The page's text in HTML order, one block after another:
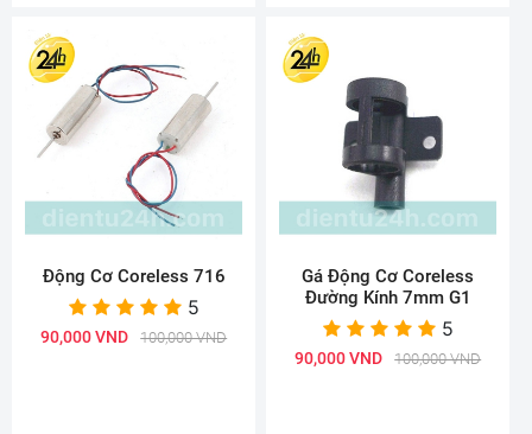
Động Cơ Coreless 716
5
90,000 VND 100,000 VND
Gá Động Cơ Coreless
Đường Kính 7mm G1
5
90,000 VND 100,000 VND